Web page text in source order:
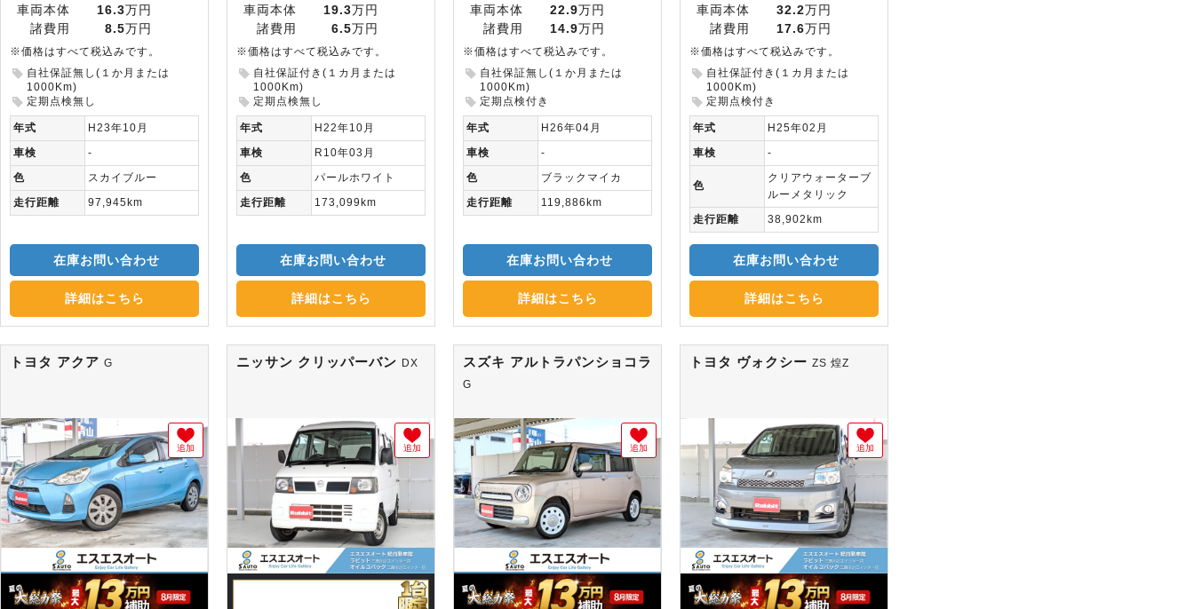
車両本体 16.3万円
諸費用
8.5万円
※価格はすべて税込みです。
自社保証無し(１か月または
1000Km)
定期点検無し
年式
H23年10月
車検
-
色
スカイブルー
走行距離
97,945km
在庫お問い合わせ
詳細はこちら
車両本体 19.3万円
諸費用
6.5万円
※価格はすべて税込みです。
自社保証付き(１カ月または
1000Km)
定期点検無し
年式
H22年10月
車検
R10年03月
色
パールホワイト
走行距離
173,099km
在庫お問い合わせ
詳細はこちら
車両本体 22.9万円
諸費用
14.9万円
※価格はすべて税込みです。
自社保証無し(１か月または
1000Km)
定期点検付き
年式
H26年04月
車検
-
色
ブラックマイカ
走行距離
119,886km
在庫お問い合わせ
詳細はこちら
車両本体 32.2万円
諸費用
17.6万円
※価格はすべて税込みです。
自社保証付き(１カ月または
1000Km)
定期点検付き
年式
H25年02月
車検
-
色
クリアウォーターブ
ルーメタリック
走行距離
38,902km
在庫お問い合わせ
詳細はこちら
トヨタ アクア G
追加
ニッサン クリッパーバン DX
追加
スズキ アルトラパンショコラ
G
追加
トヨタ ヴォクシー ZS 煌Z
追加